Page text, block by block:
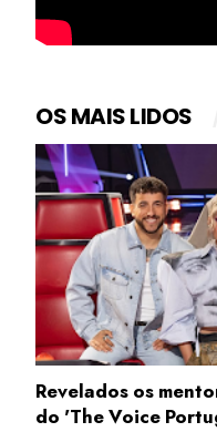
OS MAIS LIDOS
Revelados os
do 'The Voice